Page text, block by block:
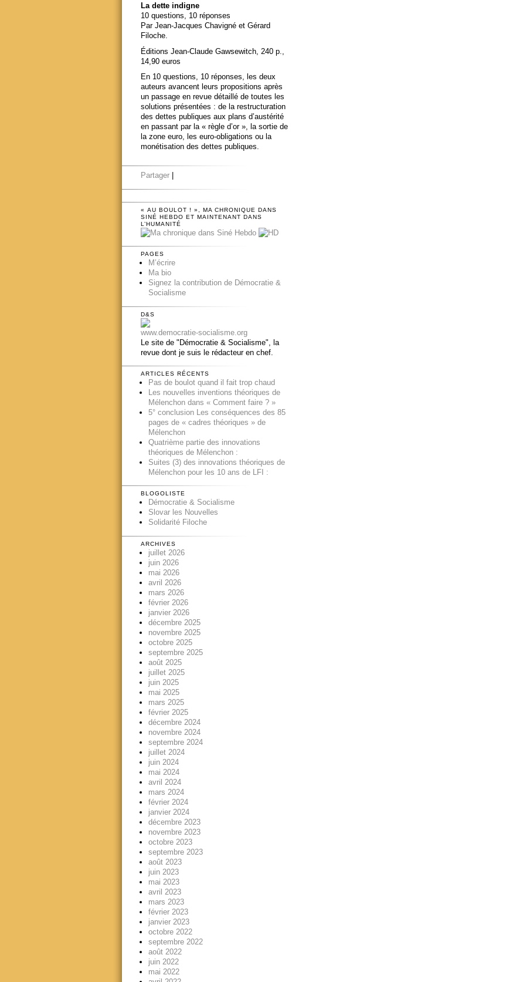
La dette indigne
10 questions, 10 réponses
Par Jean-Jacques Chavigné et Gérard
Filoche.
Éditions Jean-Claude Gawsewitch, 240 p.,
14,90 euros
En 10 questions, 10 réponses, les deux
auteurs avancent leurs propositions après
un passage en revue détaillé de toutes les
solutions présentées : de la restructuration
des dettes publiques aux plans d’austérité
en passant par la « règle d’or », la sortie de
la zone euro, les euro-obligations ou la
monétisation des dettes publiques.
Partager
« AU BOULOT ! », MA CHRONIQUE DANS
SINÉ HEBDO ET MAINTENANT DANS
L’HUMANITÉ
PAGES
M’écrire
Ma bio
Signez la contribution de Démocratie &
Socialisme
D&S
www.democratie-socialisme.org
Le site de "Démocratie & Socialisme", la
revue dont je suis le rédacteur en chef.
ARTICLES RÉCENTS
Pas de boulot quand il fait trop chaud
Les nouvelles inventions théoriques de
Mélenchon dans « Comment faire ? »
5° conclusion Les conséquences des 85
pages de « cadres théoriques » de
Mélenchon
Quatrième partie des innovations
théoriques de Mélenchon :
Suites (3) des innovations théoriques de
Mélenchon pour les 10 ans de LFI :
BLOGOLISTE
Démocratie & Socialisme
Slovar les Nouvelles
Solidarité Filoche
ARCHIVES
juillet 2026
juin 2026
mai 2026
avril 2026
mars 2026
février 2026
janvier 2026
décembre 2025
novembre 2025
octobre 2025
septembre 2025
août 2025
juillet 2025
juin 2025
mai 2025
mars 2025
février 2025
décembre 2024
novembre 2024
septembre 2024
juillet 2024
juin 2024
mai 2024
avril 2024
mars 2024
février 2024
janvier 2024
décembre 2023
novembre 2023
octobre 2023
septembre 2023
août 2023
juin 2023
mai 2023
avril 2023
mars 2023
février 2023
janvier 2023
octobre 2022
septembre 2022
août 2022
juin 2022
mai 2022